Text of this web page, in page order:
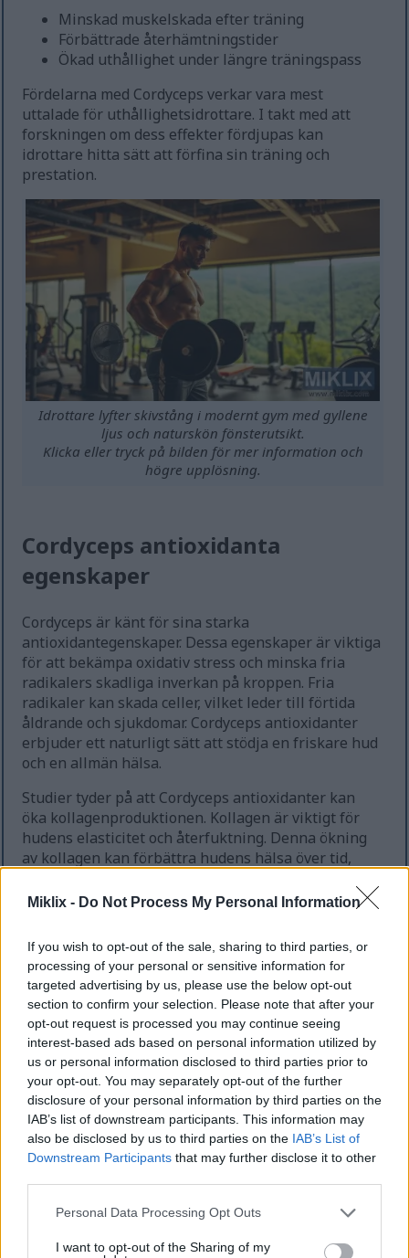
Miklix - Do Not Process My Personal Information
If you wish to opt-out of the sale, sharing to third parties, or
processing of your personal or sensitive information for
targeted advertising by us, please use the below opt-out
section to confirm your selection. Please note that after your
opt-out request is processed you may continue seeing
interest-based ads based on personal information utilized by
us or personal information disclosed to third parties prior to
your opt-out. You may separately opt-out of the further
disclosure of your personal information by third parties on the
IAB’s list of downstream participants. This information may
also be disclosed by us to third parties on the IAB’s List of
Downstream Participants that may further disclose it to other
Please note that this website/app uses one or more Google
not limited to your visit or usage behaviour. You may click to
Personal Data Processing Opt Outs
I want to opt-out of the Sharing of my
Minskad muskelskada efter träning
Förbättrade återhämtningstider
Ökad uthållighet under längre träningspass
Fördelarna med Cordyceps verkar vara mest
uttalade för uthållighetsidrottare. I takt med att
forskningen om dess effekter fördjupas kan
idrottare hitta sätt att förfina sin träning och
prestation.
Idrottare lyfter skivstång i modernt gym med gyllene
ljus och naturskön fönsterutsikt.
Klicka eller tryck på bilden för mer information och
högre upplösning.
Cordyceps antioxidanta
egenskaper
Cordyceps är känt för sina starka
antioxidantegenskaper. Dessa egenskaper är viktiga
för att bekämpa oxidativ stress och minska fria
radikalers skadliga inverkan på kroppen. Fria
radikaler kan skada celler, vilket leder till förtida
åldrande och sjukdomar. Cordyceps antioxidanter
erbjuder ett naturligt sätt att stödja en friskare hud
och en allmän hälsa.
Studier tyder på att Cordyceps antioxidanter kan
öka kollagenproduktionen. Kollagen är viktigt för
hudens elasticitet och återfuktning. Denna ökning
av kollagen kan förbättra hudens hälsa över tid,
Tidiga kliniska studier visar lovande resultat, men
effekter.
Cordyceps bekämpar oxidativ stress och kan
erbjuda fler hälsofördelar. Genom att minska fria
radikaler kan det minska risken för kroniska
sjukdomar och stödja cellernas hälsa. Att lägga till
Cordyceps i en balanserad kost kan vara ett
proaktivt steg mot åldrande.
Cordyceps och cancerforskning
Cancerforskningen fokuserar nu på naturliga
föreningar med terapeutiska möjligheter. Cordyceps
anticancereffekter i laboratoriestudier. Den kan